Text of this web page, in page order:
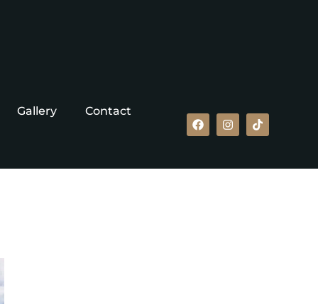
Gallery Contact